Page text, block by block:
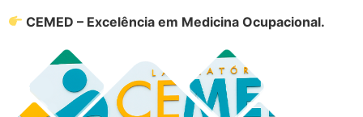
CEMED – Excelência em Medicina Ocupacional.